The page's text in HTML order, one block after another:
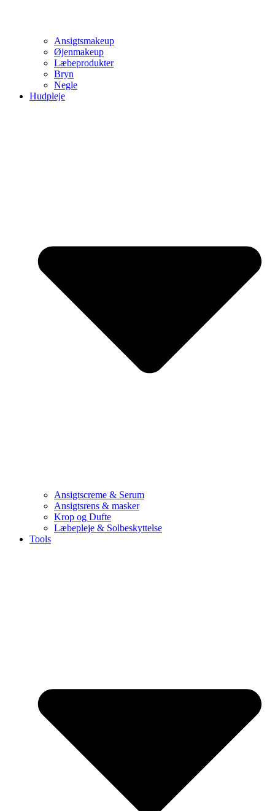
Ansigtsmakeup
Øjenmakeup
Læbeprodukter
Bryn
Negle
Hudpleje
Ansigtscreme & Serum
Ansigtsrens & masker
Krop og Dufte
Læbepleje & Solbeskyttelse
Tools